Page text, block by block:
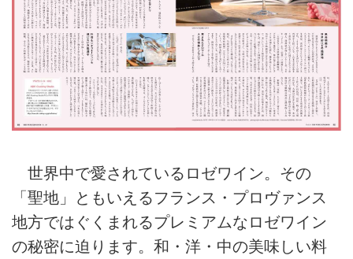
世界中で愛されているロゼワイン。その
「聖地」ともいえるフランス・プロヴァンス
地方ではぐくまれるプレミアムなロゼワイン
の秘密に迫ります。和・洋・中の美味しい料